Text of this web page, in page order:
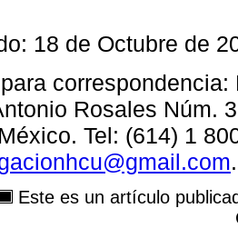
18 de Octubre de
Rosales Núm.
Tel: (614) 1
.
Este es un artículo